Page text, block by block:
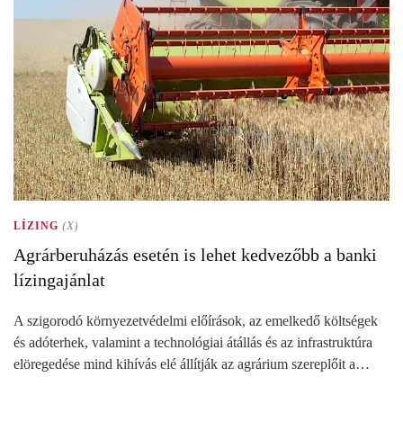
LÍZING (X)
Agrárberuházás esetén is lehet kedvezőbb a banki
lízingajánlat
A szigorodó környezetvédelmi előírások, az emelkedő költségek
és adóterhek, valamint a technológiai átállás és az infrastruktúra
elöregedése mind kihívás elé állítják az agrárium szereplőit a…